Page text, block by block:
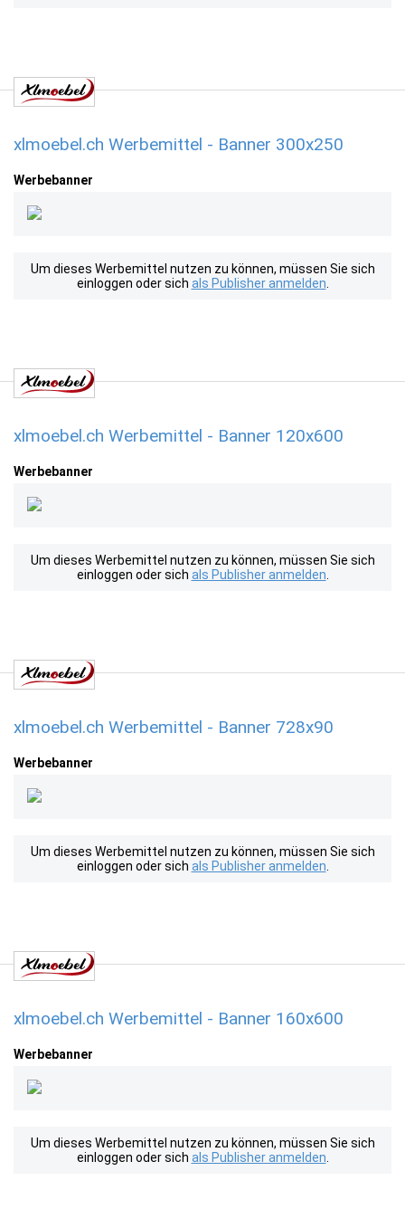
xlmoebel.ch Werbemittel - Banner 300x250
Werbebanner
Um dieses Werbemittel nutzen zu können, müssen Sie sich
einloggen oder sich als Publisher anmelden
xlmoebel.ch Werbemittel - Banner 120x600
Werbebanner
Um dieses Werbemittel nutzen zu können, müssen Sie sich
einloggen oder sich als Publisher anmelden
xlmoebel.ch Werbemittel - Banner 728x90
Werbebanner
Um dieses Werbemittel nutzen zu können, müssen Sie sich
einloggen oder sich als Publisher anmelden
xlmoebel.ch Werbemittel - Banner 160x600
Werbebanner
Um dieses Werbemittel nutzen zu können, müssen Sie sich
einloggen oder sich als Publisher anmelden